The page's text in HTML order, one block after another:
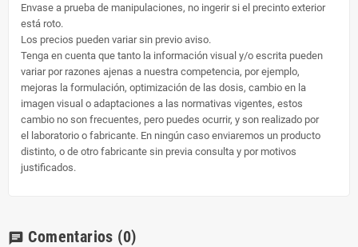
Envase a prueba de manipulaciones, no ingerir si el precinto exterior
está roto.
Los precios pueden variar sin previo aviso.
Tenga en cuenta que tanto la información visual y/o escrita pueden
variar por razones ajenas a nuestra competencia, por ejemplo,
mejoras la formulación, optimización de las dosis, cambio en la
imagen visual o adaptaciones a las normativas vigentes, estos
cambio no son frecuentes, pero puedes ocurrir, y son realizado por
el laboratorio o fabricante. En ningún caso enviaremos un producto
distinto, o de otro fabricante sin previa consulta y por motivos
justificados.
chat Comentarios (0)